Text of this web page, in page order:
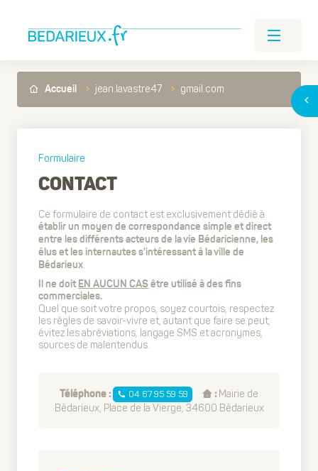
Accueil jean.lavastre47 gmail.com
Formulaire
CONTACT
Ce formulaire de contact est exclusivement dédié à
établir un moyen de correspondance simple et direct
entre les différents acteurs de la vie Bédaricienne, les
élus et les internautes s'intéressant à la ville de
Bédarieux.
Il ne doit EN AUCUN CAS être utilisé à des fins
commerciales.
Quel que soit votre propos, soyez courtois, respectez
les règles de savoir-vivre et, autant que faire se peut,
évitez les abréviations, langage SMS et acronymes,
sources de malentendus.
Téléphone : 04 67 95 59 59 : Mairie de
Bédarieux, Place de la Vierge, 34600 Bédarieux